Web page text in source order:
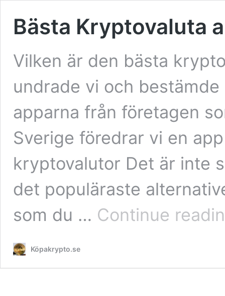
Bästa Kryptovaluta
Vilken är den bästa
undrade vi och
apparna från företagen
Sverige föredrar vi en
kryptovalutor Det är inte
det populäraste
som du … Continue
Köpakrypto.se